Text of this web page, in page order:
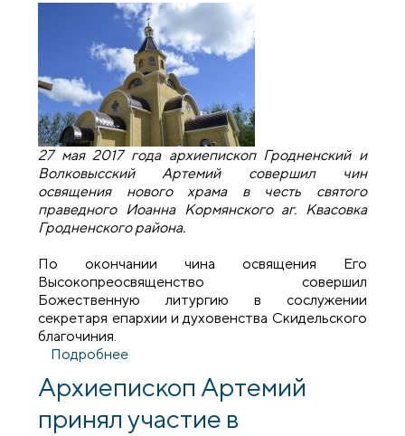
27 мая 2017 года архиепископ Гродненский и
Волковысский Артемий совершил чин
освящения нового храма в честь святого
праведного Иоанна Кормянского аг. Квасовка
Гродненского района.
По окончании чина освящения Его
Высокопреосвященство совершил
Божественную литургию в сослужении
секретаря епархии и духовенства Скидельского
благочиния.
Подробнее
Квасовка
Архиепископ Артемий
принял участие в